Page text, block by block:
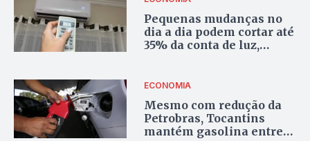
Pequenas mudanças no
dia a dia podem cortar até
35% da conta de luz,
ECONOMIA
Mesmo com redução da
Petrobras, Tocantins
mantém gasolina entre